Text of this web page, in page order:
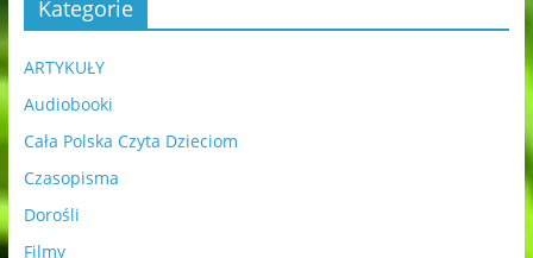
Kategorie
ARTYKUŁY
Audiobooki
Cała Polska Czyta Dzieciom
Czasopisma
Dorośli
Filmy